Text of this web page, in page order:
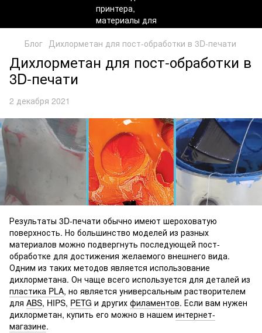
Блог Дихлорметан для пост-обработки в 3D-печати
Дихлорметан для пост-обработки в
3D-печати
2 декабря 2021
Результаты 3D-печати обычно имеют шероховатую
поверхность. Но большинство моделей из разных
материалов можно подвергнуть последующей пост-
обработке для достижения желаемого внешнего вида.
Одним из таких методов является использование
дихлорметана. Он чаще всего используется для деталей из
пластика PLA, но является универсальным растворителем
для ABS, HIPS, PETG и других филаментов. Если вам нужен
дихлорметан, купить его можно в нашем интернет-
магазине.